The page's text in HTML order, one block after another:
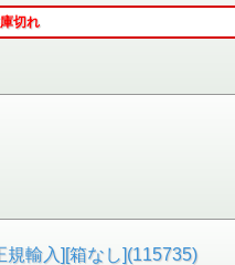
切れ
規輸入][箱なし](115735)